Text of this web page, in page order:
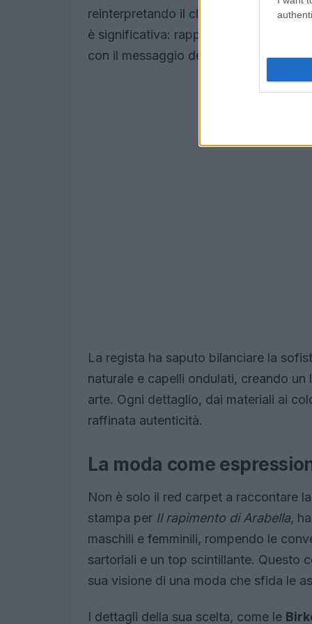
reinterpretando il classico tuxedo
è significativa: rappresenta l’eleganza
con il messaggio del suo film.
La regista ha saputo bilanciare la
naturale e capelli ondulati, creando
arte. Ogni dettaglio, dai materiali ai
raffinata autenticità.
La moda come
Non è solo il red carpet a raccontare
stampa per Il rapimento di Arabella,
maschili e femminili, rompendo le
sartoriali e un top scintillante. Questo
sua visione di una moda che sfida le
I dettagli della sua scelta, come le